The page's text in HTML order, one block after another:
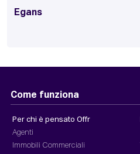
Egans
Come funziona
Per chi è pensato Offr
Agenti
Immobili Commerciali